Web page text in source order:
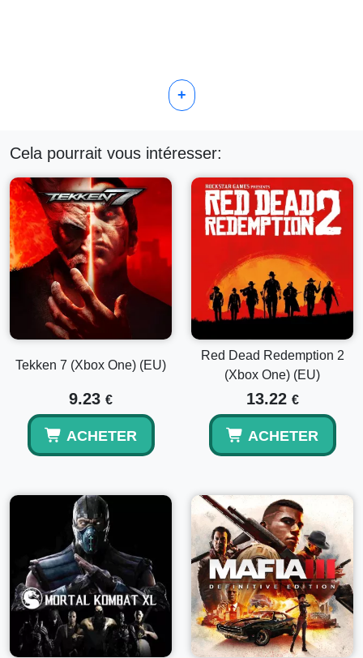
+
Cela pourrait vous intéresser:
Tekken 7 (Xbox One) (EU)
9.23 €
ACHETER
Red Dead Redemption 2
(Xbox One) (EU)
13.22 €
ACHETER